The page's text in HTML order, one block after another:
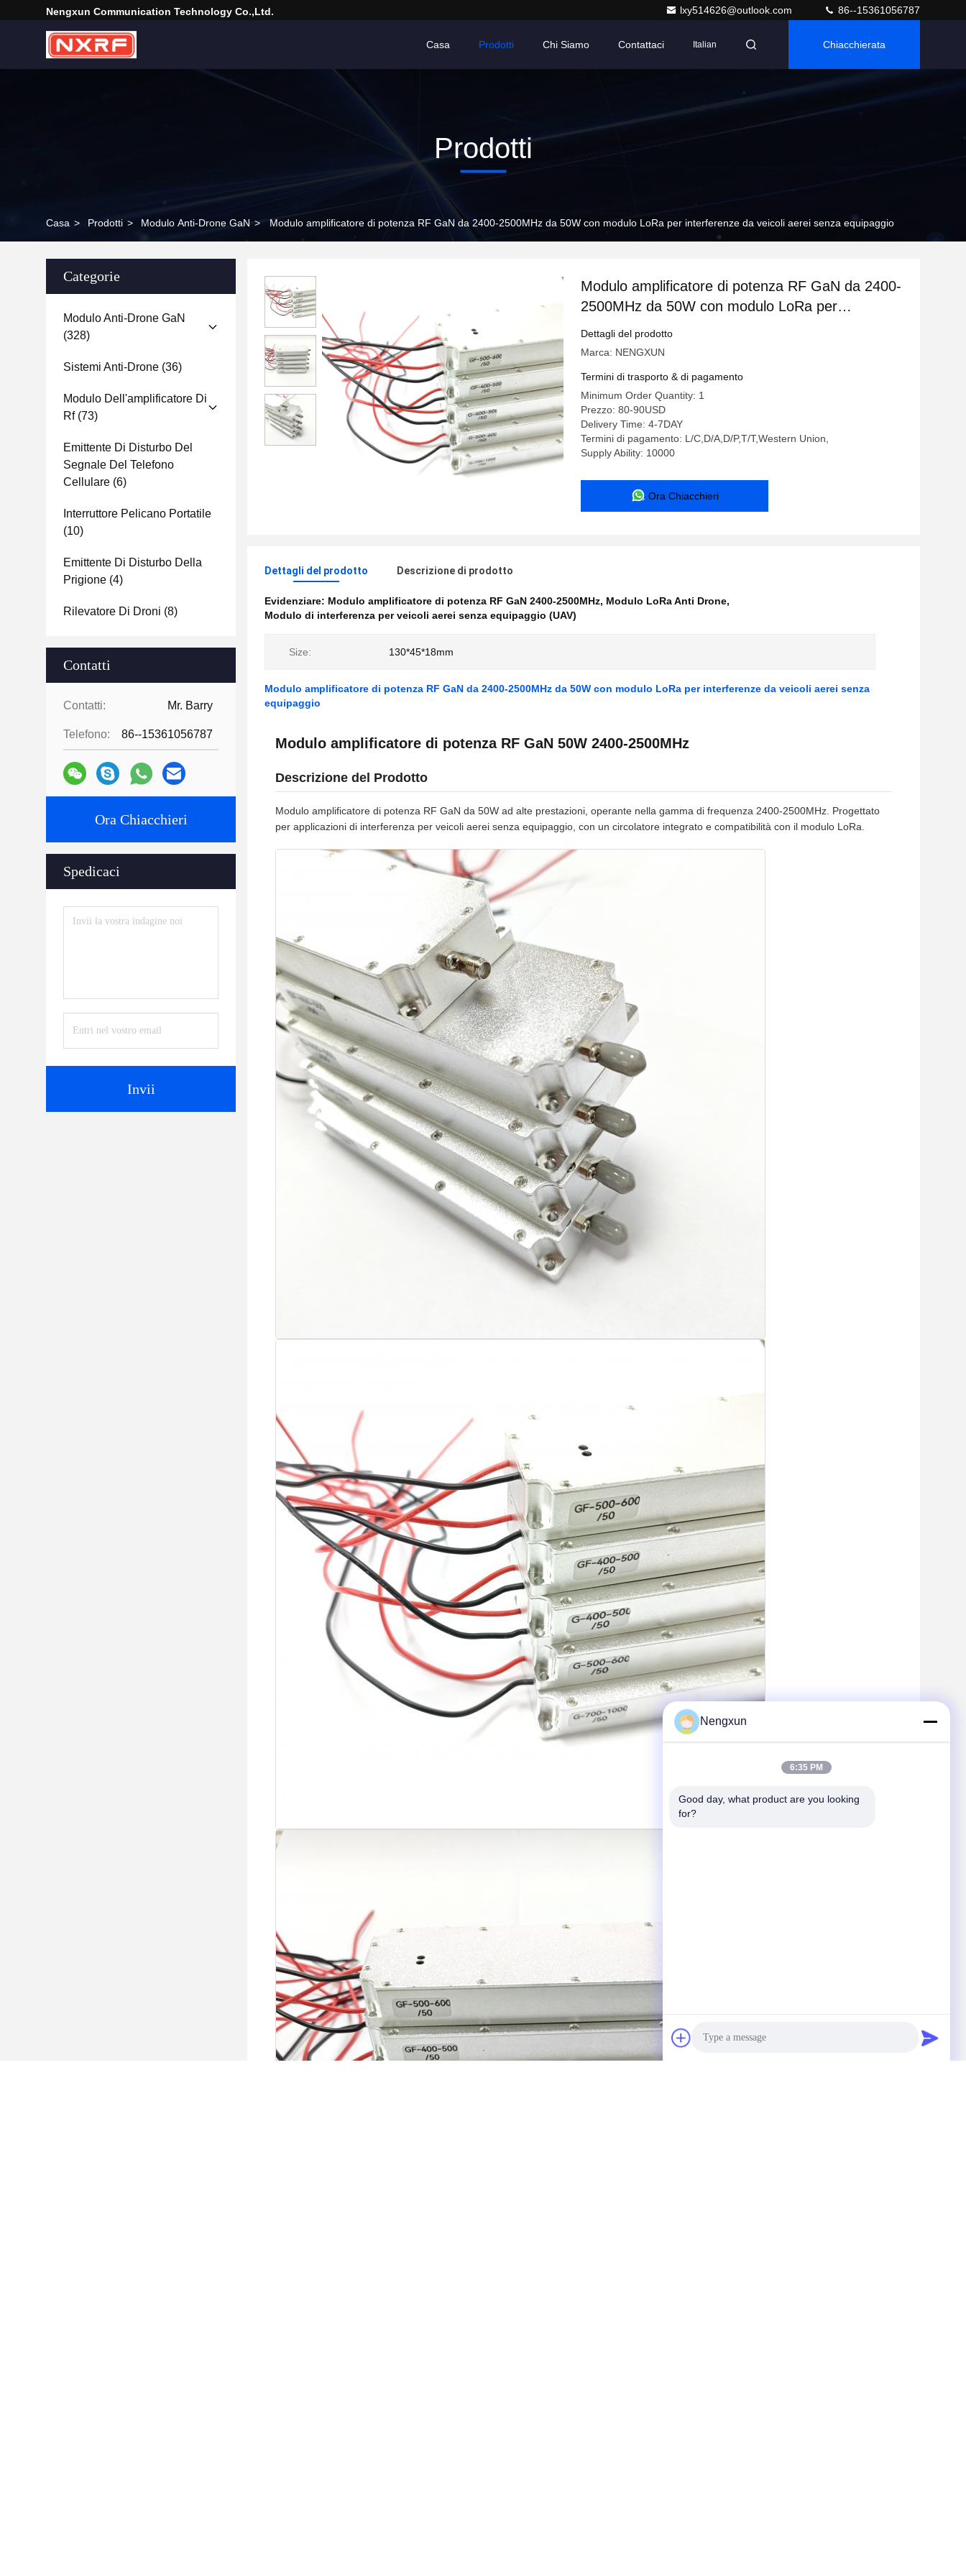
Nengxun Communication Technology Co.,Ltd. lxy514626@outlook.com 86--15361056787
Casa Prodotti Chi Siamo Contattaci Italian Chiacchierata
Prodotti
Casa > Prodotti > Modulo Anti-Drone GaN > Modulo amplificatore di potenza RF GaN da 2400-2500MHz da 50W con modulo LoRa per interferenze da veicoli aerei senza equipaggio
Categorie
Modulo Anti-Drone GaN
(328)
Sistemi Anti-Drone (36)
Modulo Dell'amplificatore Di
Rf(73)
Emittente Di Disturbo Del
Segnale Del Telefono
Cellulare (6)
Interruttore Pelicano Portatile
(10)
Emittente Di Disturbo Della
Prigione (4)
Rilevatore Di Droni (8)
Contatti
Contatti: Mr. Barry
Telefono: 86--15361056787
Ora Chiacchieri
Spedicaci
Invii
Modulo amplificatore di potenza RF GaN da 2400-
2500MHz da 50W con modulo LoRa per
interferenze da veicoli aerei senza equipaggio
Dettagli del prodotto
Marca: NENGXUN
Termini di trasporto & di pagamento
Minimum Order Quantity: 1
Prezzo: 80-90USD
Delivery Time: 4-7DAY
Termini di pagamento: L/C,D/A,D/P,T/T,Western Union,
Supply Ability: 10000
Ora Chiacchieri
Dettagli del prodotto Descrizione di prodotto
Evidenziare: Modulo amplificatore di potenza RF GaN 2400-2500MHz, Modulo LoRa Anti Drone,
Modulo di interferenza per veicoli aerei senza equipaggio (UAV)
Size: 130*45*18mm
Modulo amplificatore di potenza RF GaN da 2400-2500MHz da 50W con modulo LoRa per interferenze da veicoli aerei senza
equipaggio
Modulo amplificatore di potenza RF GaN 50W 2400-2500MHz
Descrizione del Prodotto
Modulo amplificatore di potenza RF GaN da 50W ad alte prestazioni, operante nella gamma di frequenza 2400-2500MHz. Progettato
per applicazioni di interferenza per veicoli aerei senza equipaggio, con un circolatore integrato e compatibilità con il modulo LoRa.
Nengxun
6:35 PM
Good day, what product are you looking
for?